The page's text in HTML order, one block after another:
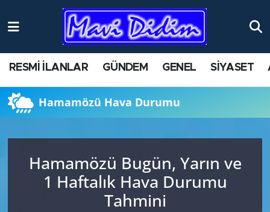
RESMİ İLANLAR GÜNDEM GENEL SİYASET
Hamamözü Hava Durumu
Hamamözü Bugün, Yarın ve
1 Haftalık Hava Durumu
Tahmini
ANTİK YERLER
AYDIN
BİLİM VE TEKNOLOJİ
ÇEVRE
Nöbetçi Eczaneler
Namaz Vakitleri
Trafik Durumu
Süper Lig Puan Durumu ve Fikstür
Tüm Manşetler